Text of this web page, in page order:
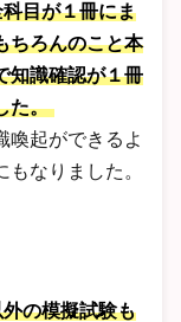
目が１冊にま
ちろんのこと本
知識確認が１冊
た。
喚起ができるよ
なりました。
の模擬試験も